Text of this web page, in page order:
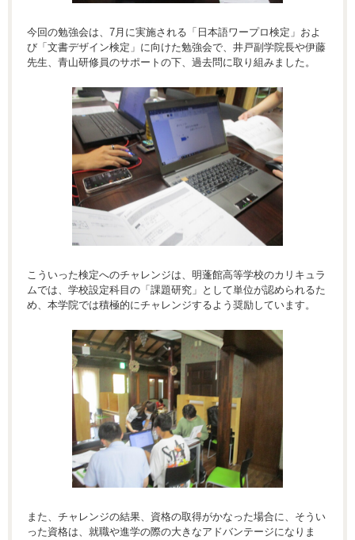
今回の勉強会は、7月に実施される「日本語ワープロ検定」およ
び「文書デザイン検定」に向けた勉強会で、井戸副学院長や伊藤
先生、青山研修員のサポートの下、過去問に取り組みました。
こういった検定へのチャレンジは、明蓬館高等学校のカリキュラ
ムでは、学校設定科目の「課題研究」として単位が認められるた
め、本学院では積極的にチャレンジするよう奨励しています。
また、チャレンジの結果、資格の取得がかなった場合に、そうい
った資格は、就職や進学の際の大きなアドバンテージになりま